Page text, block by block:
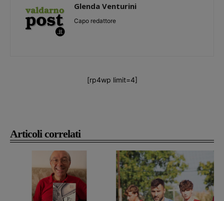
Articoli correlati
Glenda Venturini
Capo redattore
[rp4wp limit=4]